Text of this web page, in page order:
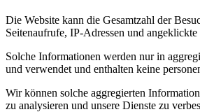
Die Website kann die Gesamtzahl der
Seitenaufrufe, IP-Adressen und
Solche Informationen werden nur in
und verwendet und enthalten keine
Wir können solche aggregierten
zu analysieren und unsere Dienste zu